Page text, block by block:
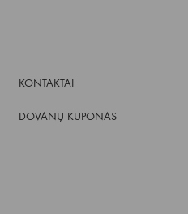
KONTAKTAI
DOVANŲ KUPONAS